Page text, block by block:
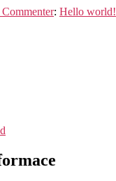
: Hello world!